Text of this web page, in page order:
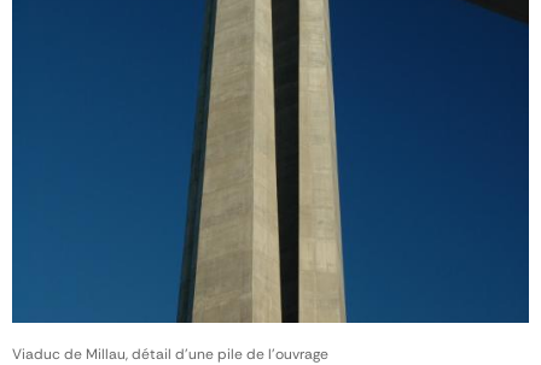
Viaduc de Millau, détail d'une pile de l'ouvrage